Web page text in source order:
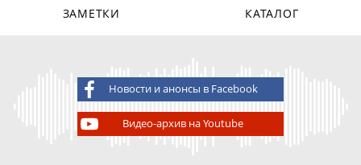
ЗАМЕТКИ
КАТАЛОГ
Новости и анонсы в Facebook
Видео-архив на Youtube